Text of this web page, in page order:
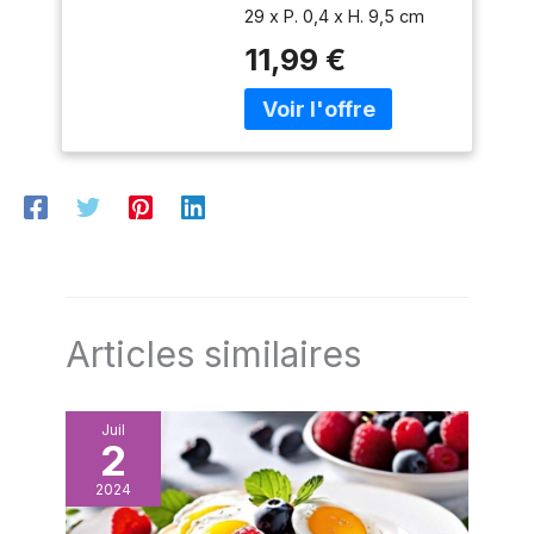
40102027160000
29 x P. 0,4 x H. 9,5 cm
Transparent
11,99 €
Articles similaires
Juil
2
2024